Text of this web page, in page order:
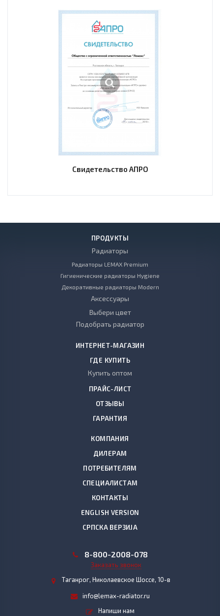
Свидетельство АПРО
ПРОДУКТЫ
Радиаторы
Радиаторы LEMAX Premium
Гигиенические радиаторы Hygiene
Декоративные радиаторы Modern
Аксессуары
Выбери цвет
Подобрать радиатор
ИНТЕРНЕТ-МАГАЗИН
ГДЕ КУПИТЬ
Купить оптом
ПРАЙС-ЛИСТ
ОТЗЫВЫ
ГАРАНТИЯ
КОМПАНИЯ
ДИЛЕРАМ
ПОТРЕБИТЕЛЯМ
СПЕЦИАЛИСТАМ
КОНТАКТЫ
ENGLISH VERSION
СРПСКА ВЕРЗИЈА
8-800-2008-078
Заказать звонок
Таганрог, Николаевское Шоссе, 10-в
info@lemax-radiator.ru
Напиши нам